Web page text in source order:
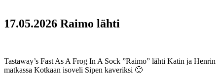
17.05.2026 Raimo lähti
Tastaway’s Fast As A Frog In A Sock ”Raimo” lähti Katin ja Henrin
matkassa Kotkaan isoveli Sipen kaveriksi 🙂